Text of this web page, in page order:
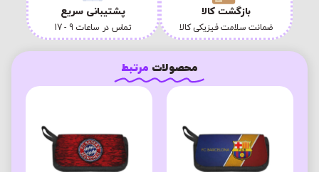
بازگشت کالا
ضمانت سلامت فیزیکی کالا
پشتیبانی سریع
تماس در ساعات 9 - 17
محصولات مرتبط